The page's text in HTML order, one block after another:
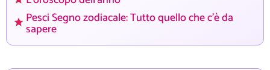
Pesci Segno zodiacale: Tutto quello che c'è da
sapere